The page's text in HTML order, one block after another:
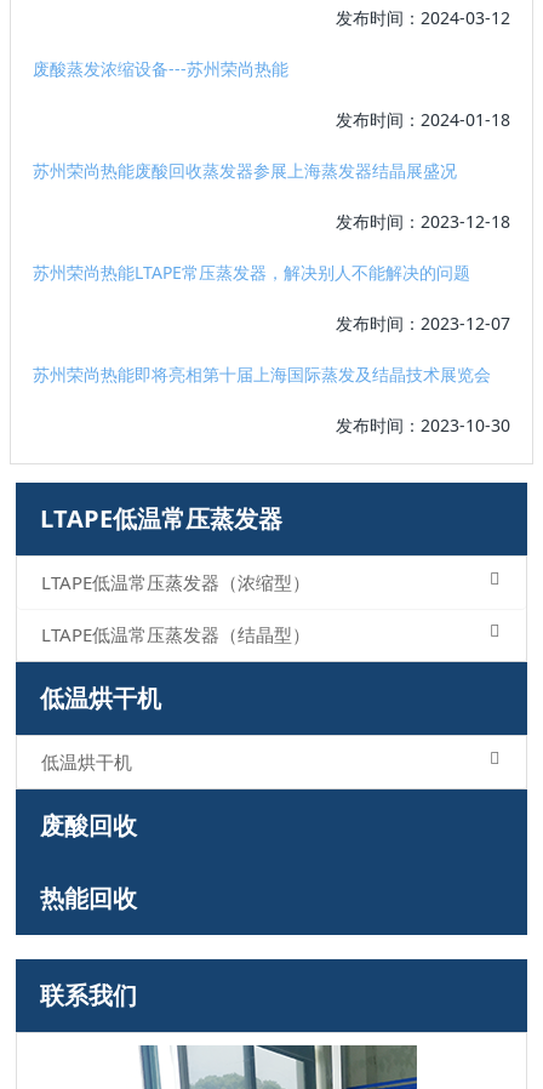
发布时间：2024-03-12
废酸蒸发浓缩设备---苏州荣尚热能
发布时间：2024-01-18
苏州荣尚热能废酸回收蒸发器参展上海蒸发器结晶展盛况
发布时间：2023-12-18
苏州荣尚热能LTAPE常压蒸发器，解决别人不能解决的问题
发布时间：2023-12-07
苏州荣尚热能即将亮相第十届上海国际蒸发及结晶技术展览会
发布时间：2023-10-30
LTAPE低温常压蒸发器
LTAPE低温常压蒸发器（浓缩型）
LTAPE低温常压蒸发器（结晶型）
低温烘干机
低温烘干机
废酸回收
热能回收
联系我们